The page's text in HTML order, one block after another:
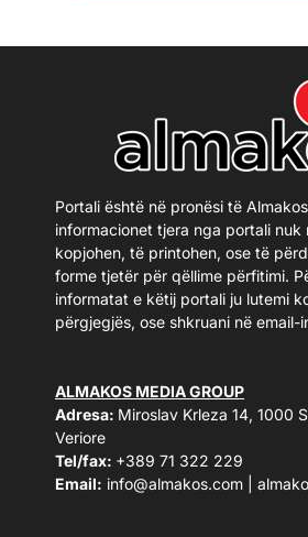
Portali është në pronësi të
informacionet tjera nga portali nuk
kopjohen, të printohen, ose të
forme tjetër për qëllime përfitimi.
informatat e këtij portali ju lutemi
përgjegjës, ose shkruani në email-
ALMAKOS MEDIA GROUP
Adresa: Miroslav Krleza 14, 1000
Veriore
Tel/fax: +389 71 322 229
Email: info@almakos.com